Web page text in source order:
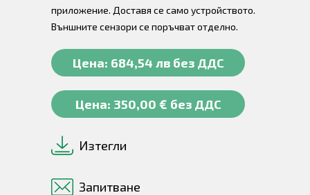
приложение. Доставя се само устройството.
Външните сензори се поръчват отделно.
Цена: 684,54 лв без ДДС
Цена: 350,00 € без ДДС
Изтегли
Запитване